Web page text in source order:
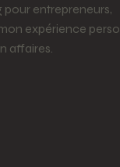
pour entrepreneurs,
expérience
affaires.